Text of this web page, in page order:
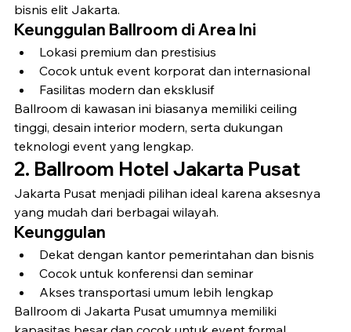
bisnis elit Jakarta.
Keunggulan Ballroom di Area Ini
Lokasi premium dan prestisius
Cocok untuk event korporat dan internasional
Fasilitas modern dan eksklusif
Ballroom di kawasan ini biasanya memiliki ceiling
tinggi, desain interior modern, serta dukungan
teknologi event yang lengkap.
2. Ballroom Hotel Jakarta Pusat
Jakarta Pusat menjadi pilihan ideal karena aksesnya
yang mudah dari berbagai wilayah.
Keunggulan
Dekat dengan kantor pemerintahan dan bisnis
Cocok untuk konferensi dan seminar
Akses transportasi umum lebih lengkap
Ballroom di Jakarta Pusat umumnya memiliki